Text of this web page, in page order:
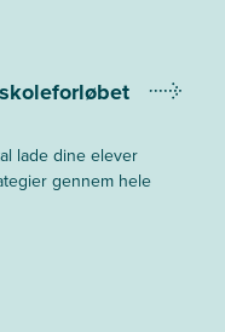
lade dine elever
gennem hele